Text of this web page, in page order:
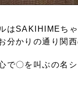
はSAKIHIMEち
かりの通り関西
で〇を叫ぶの名